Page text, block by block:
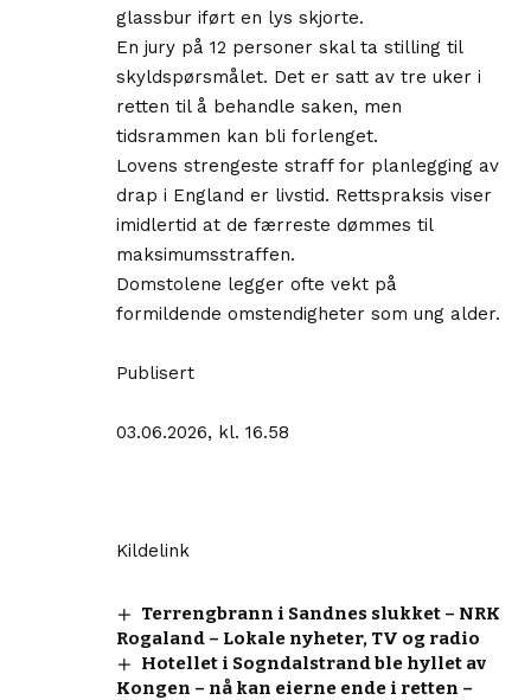
glassbur iført en lys skjorte.
En jury på 12 personer skal ta stilling til
skyldspørsmålet. Det er satt av tre uker i
retten til å behandle saken, men
tidsrammen kan bli forlenget.
Lovens strengeste straff for planlegging av
drap i England er livstid. Rettspraksis viser
imidlertid at de færreste dømmes til
maksimumsstraffen.
Domstolene legger ofte vekt på
formildende omstendigheter som ung alder.
Publisert
03.06.2026, kl. 16.58
Kildelink
Terrengbrann i Sandnes slukket – NRK
Rogaland – Lokale nyheter, TV og radio
Hotellet i Sogndalstrand ble hyllet av
Kongen – nå kan eierne ende i retten –